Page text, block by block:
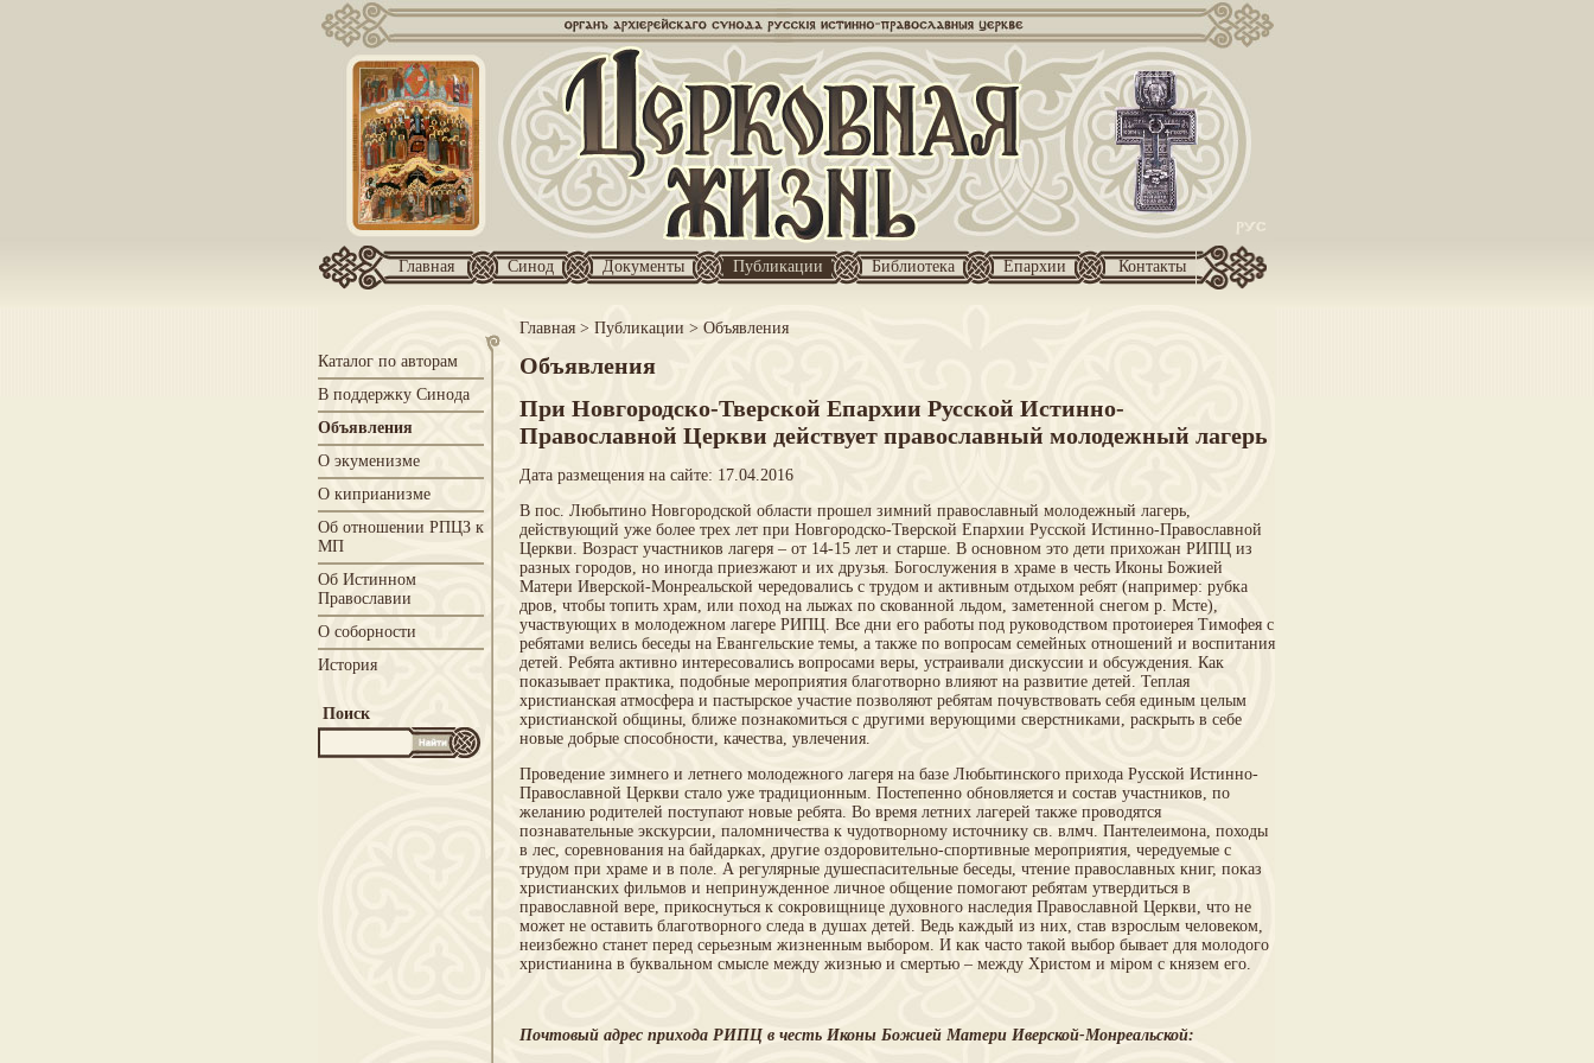
Главная Синод Документы Публикации Библиотека Епархии Контакты
Главная> Публикации > Объявления
Каталог по авторам
В поддержку Синода
Объявления
О экуменизме
О киприанизме
Об отношении РПЦЗ к
МП
Об Истинном
Православии
О соборности
История
Поиск
Объявления
При Новгородско-Тверской Епархии Русской Истинно-
Православной Церкви действует православный молодежный лагерь
Дата размещения на сайте: 17.04.2016
В пос. Любытино Новгородской области прошел зимний православный молодежный лагерь,
действующий уже более трех лет при Новгородско-Тверской Епархии Русской Истинно-Православной
Церкви. Возраст участников лагеря – от 14-15 лет и старше. В основном это дети прихожан РИПЦ из
разных городов, но иногда приезжают и их друзья. Богослужения в храме в честь Иконы Божией
Матери Иверской-Монреальской чередовались с трудом и активным отдыхом ребят (например: рубка
дров, чтобы топить храм, или поход на лыжах по скованной льдом, заметенной снегом р. Мсте),
участвующих в молодежном лагере РИПЦ. Все дни его работы под руководством протоиерея Тимофея с
ребятами велись беседы на Евангельские темы, а также по вопросам семейных отношений и воспитания
детей. Ребята активно интересовались вопросами веры, устраивали дискуссии и обсуждения. Как
показывает практика, подобные мероприятия благотворно влияют на развитие детей. Теплая
христианская атмосфера и пастырское участие позволяют ребятам почувствовать себя единым целым
христианской общины, ближе познакомиться с другими верующими сверстниками, раскрыть в себе
новые добрые способности, качества, увлечения.
Проведение зимнего и летнего молодежного лагеря на базе Любытинского прихода Русской Истинно-
Православной Церкви стало уже традиционным. Постепенно обновляется и состав участников, по
желанию родителей поступают новые ребята. Во время летних лагерей также проводятся
познавательные экскурсии, паломничества к чудотворному источнику св. влмч. Пантелеимона, походы
в лес, соревнования на байдарках, другие оздоровительно-спортивные мероприятия, чередуемые с
трудом при храме и в поле. А регулярные душеспасительные беседы, чтение православных книг, показ
христианских фильмов и непринужденное личное общение помогают ребятам утвердиться в
православной вере, прикоснуться к сокровищнице духовного наследия Православной Церкви, что не
может не оставить благотворного следа в душах детей. Ведь каждый из них, став взрослым человеком,
неизбежно станет перед серьезным жизненным выбором. И как часто такой выбор бывает для молодого
христианина в буквальном смысле между жизнью и смертью – между Христом и мiром с князем его.
Почтовый адрес прихода РИПЦ в честь Иконы Божией Матери Иверской-Монреальской: